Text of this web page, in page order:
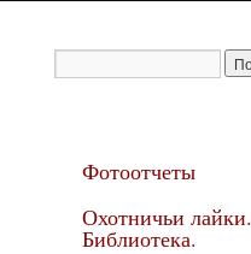
Фотоотчеты
Охотничьи лайки.
Библиотека.